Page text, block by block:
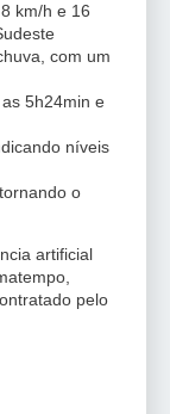
km/h e 16
com um
5h24min e
níveis
o
artificial
pelo